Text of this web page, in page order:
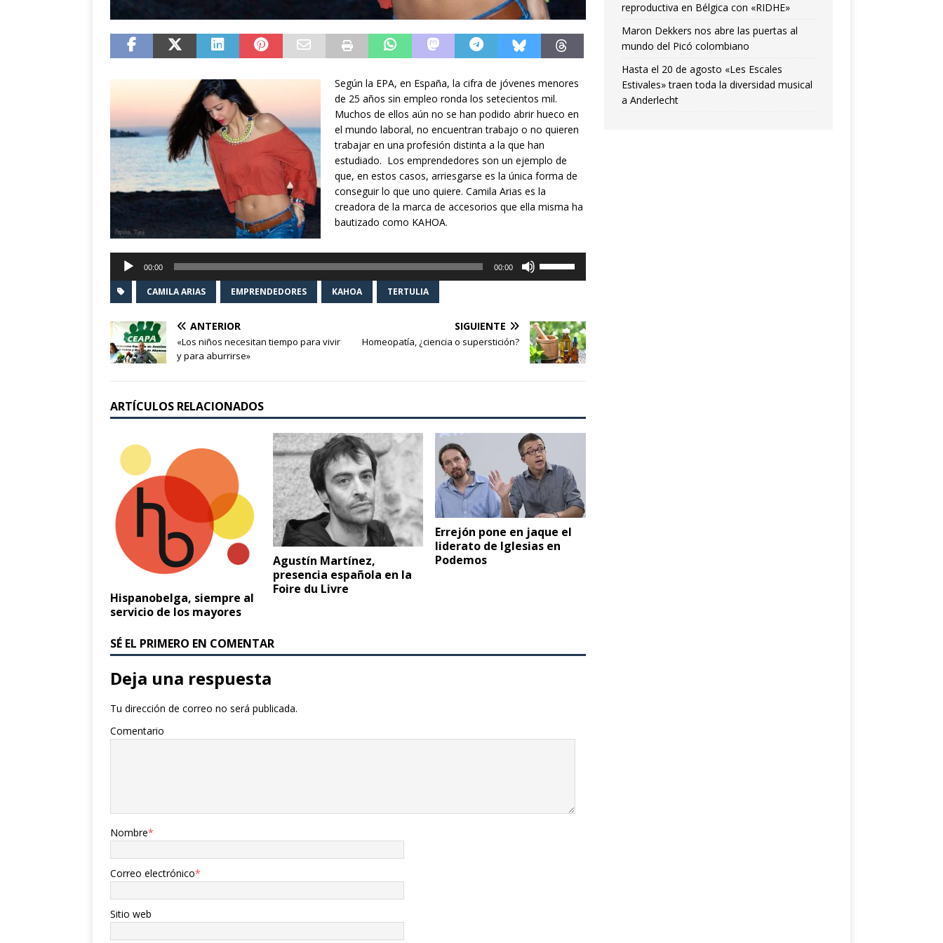
Según la EPA, en España, la cifra de jóvenes menores
de 25 años sin empleo ronda los setecientos mil.
Muchos de ellos aún no se han podido abrir hueco en
el mundo laboral, no encuentran trabajo o no quieren
trabajar en una profesión distinta a la que han
estudiado. Los emprendedores son un ejemplo de
que, en estos casos, arriesgarse es la única forma de
conseguir lo que uno quiere. Camila Arias es la
creadora de la marca de accesorios que ella misma ha
bautizado como KAHOA.
Reproductor
de
audio
00:00 00:00
flecha
arriba/abajo
para
el
CAMILA ARIAS EMPRENDEDORES KAHOA TERTULIA
ANTERIOR
«Los niños necesitan tiempo para vivir
y para aburrirse»
SIGUIENTE
Homeopatía, ¿ciencia o superstición?
ARTÍCULOS RELACIONADOS
Hispanobelga, siempre al
servicio de los mayores
Agustín Martínez,
presencia española en la
Foire du Livre
Errejón pone en jaque el
liderato de Iglesias en
Podemos
SÉ EL PRIMERO EN COMENTAR
Deja una respuesta
Tu dirección de correo no será publicada.
Comentario
Nombre*
Correo electrónico*
Sitio web
reproductiva en Bélgica con «RIDHE»
Maron Dekkers nos abre las puertas al
mundo del Picó colombiano
Hasta el 20 de agosto «Les Escales
Estivales» traen toda la diversidad musical
a Anderlecht